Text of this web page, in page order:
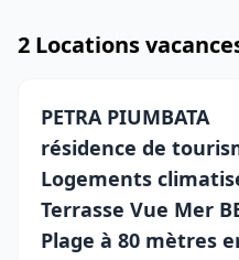
2 Locations
PETRA PIUMBATA
résidence de
Logements
Terrasse Vue Mer
Plage à 80 mètres